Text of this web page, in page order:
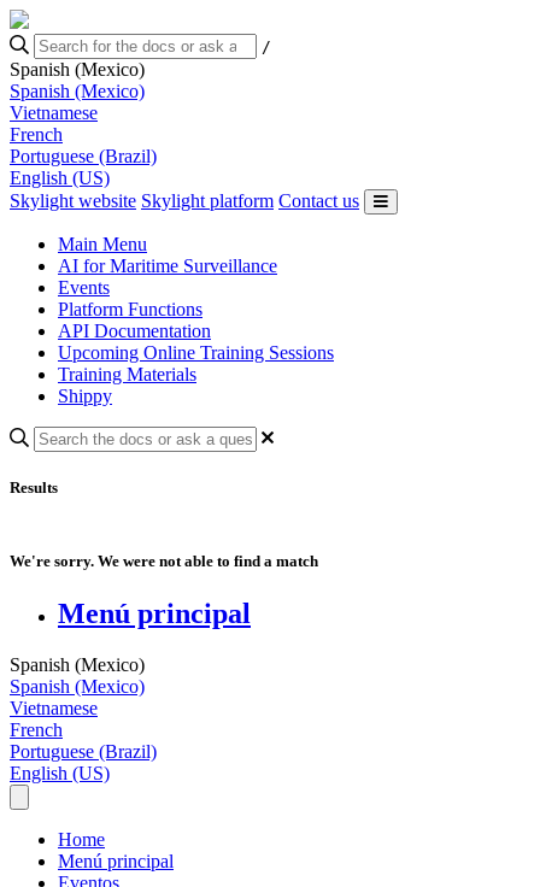
/
Spanish (Mexico)
Spanish (Mexico)
Vietnamese
French
Portuguese (Brazil)
English (US)
Skylight website Skylight platform Contact us
Main Menu
AI for Maritime Surveillance
Events
Platform Functions
API Documentation
Upcoming Online Training Sessions
Training Materials
Shippy
Results
We're sorry. We were not able to find a match
Menú principal
Spanish (Mexico)
Spanish (Mexico)
Vietnamese
French
Portuguese (Brazil)
English (US)
Home
Menú principal
Eventos